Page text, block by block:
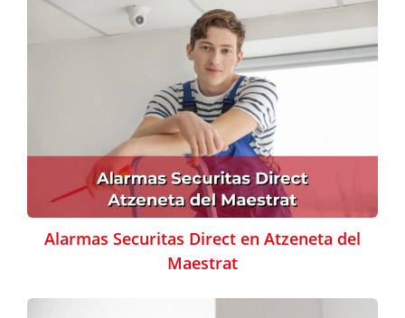
Alarmas Securitas Direct en Atzeneta del
Maestrat